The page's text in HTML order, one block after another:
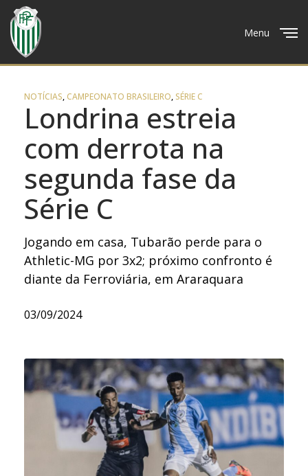
Menu
NOTÍCIAS,CAMPEONATO BRASILEIRO, SÉRIE C
Londrina estreia
com derrota na
segunda fase da
Série C
Jogando em casa, Tubarão perde para o
Athletic-MG por 3x2; próximo confronto é
diante da Ferroviária, em Araraquara
03/09/2024